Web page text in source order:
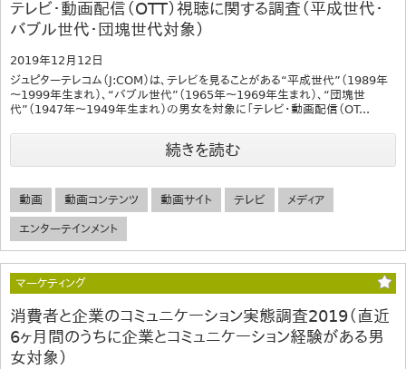
テレビ・動画配信（OTT）視聴に関する調査（平成世代・
バブル世代・団塊世代対象）
2019年12月12日
ジュピターテレコム（J:COM）は、テレビを見ることがある“平成世代”（1989年
～1999年生まれ）、“バブル世代”（1965年～1969年生まれ）、“団塊世
代”（1947年～1949年生まれ）の男女を対象に「テレビ・動画配信（OT...
続きを読む
動画 動画コンテンツ 動画サイト テレビ メディア
エンターテインメント
マーケティング
消費者と企業のコミュニケーション実態調査2019（直近
6ヶ月間のうちに企業とコミュニケーション経験がある男
女対象）